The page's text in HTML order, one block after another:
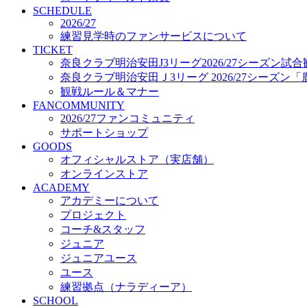
プロジェクト
コーチ&スタッフ
ジュニア
ジュニアユース
ユース
練習拠点（ナラディーア）
SCHOOL
CLUB
2026/27 パートナー企業
パートナー募集
クラブ理念
クラブ情報
サステナビリティ
Web制作支援
応援プロジェクト
SCHEDULE
2026/27
練習見学時のファンサービスについて
TICKET
奈良クラブ明治安田J3リーグ2026/27シーズン試合
奈良クラブ明治安田Ｊ3リーグ 2026/27シーズン「
観戦ルール＆マナー
FANCOMMUNITY
2026/27ファンコミュニティ
サポートショップ
GOODS
オフィシャルストア（実店舗）
オンラインストア
ACADEMY
アカデミーについて
プロジェクト
コーチ&スタッフ
ジュニア
ジュニアユース
ユース
練習拠点（ナラディーア）
SCHOOL